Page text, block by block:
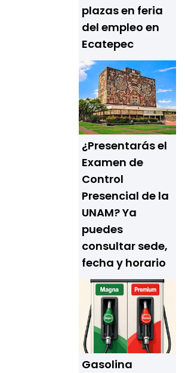
plazas en feria
del empleo en
Ecatepec
¿Presentarás el
Examen de
Control
Presencial de la
UNAM? Ya
puedes
consultar sede,
fecha y horario
Gasolina